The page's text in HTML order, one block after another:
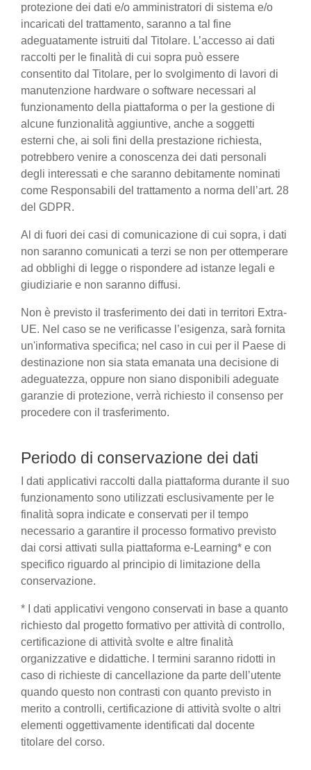
protezione dei dati e/o amministratori di sistema e/o
incaricati del trattamento, saranno a tal fine
adeguatamente istruiti dal Titolare. L’accesso ai dati
raccolti per le finalità di cui sopra può essere
consentito dal Titolare, per lo svolgimento di lavori di
manutenzione hardware o software necessari al
funzionamento della piattaforma o per la gestione di
alcune funzionalità aggiuntive, anche a soggetti
esterni che, ai soli fini della prestazione richiesta,
potrebbero venire a conoscenza dei dati personali
degli interessati e che saranno debitamente nominati
come Responsabili del trattamento a norma dell’art. 28
del GDPR.
Al di fuori dei casi di comunicazione di cui sopra, i dati
non saranno comunicati a terzi se non per ottemperare
ad obblighi di legge o rispondere ad istanze legali e
giudiziarie e non saranno diffusi.
Non è previsto il trasferimento dei dati in territori Extra-
UE. Nel caso se ne verificasse l’esigenza, sarà fornita
un'informativa specifica; nel caso in cui per il Paese di
destinazione non sia stata emanata una decisione di
adeguatezza, oppure non siano disponibili adeguate
garanzie di protezione, verrà richiesto il consenso per
procedere con il trasferimento.
Periodo di conservazione dei dati
I dati applicativi raccolti dalla piattaforma durante il suo
funzionamento sono utilizzati esclusivamente per le
finalità sopra indicate e conservati per il tempo
necessario a garantire il processo formativo previsto
dai corsi attivati sulla piattaforma e-Learning* e con
specifico riguardo al principio di limitazione della
conservazione.
* I dati applicativi vengono conservati in base a quanto
richiesto dal progetto formativo per attività di controllo,
certificazione di attività svolte e altre finalità
organizzative e didattiche. I termini saranno ridotti in
caso di richieste di cancellazione da parte dell’utente
quando questo non contrasti con quanto previsto in
merito a controlli, certificazione di attività svolte o altri
elementi oggettivamente identificati dal docente
titolare del corso.